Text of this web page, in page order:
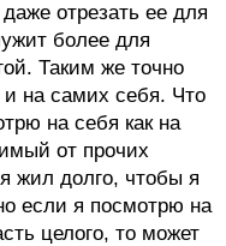
отрезать ее для
более для
Таким же точно
на самих себя. Что
на себя как на
от прочих
жил долго, чтобы я
если я посмотрю на
целого, то может